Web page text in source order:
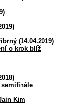
(14.04.2019)
o krok blíž
semifinále
Kim